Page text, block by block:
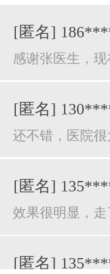
[匿名]
感谢张医生，
[匿名]
还不错，医院很
[匿名]
效果很明显，
[匿名]